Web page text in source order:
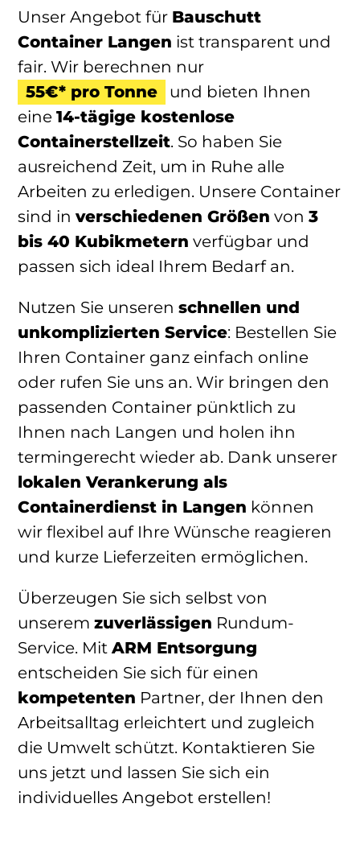
Unser Angebot für Bauschutt
Container Langen ist transparent und
fair. Wir berechnen nur
55€* pro Tonne
und bieten Ihnen
eine 14-tägige kostenlose
Containerstellzeit. So haben Sie
ausreichend Zeit, um in Ruhe alle
Arbeiten zu erledigen. Unsere Container
sind in verschiedenen Größen von 3
bis 40 Kubikmetern verfügbar und
passen sich ideal Ihrem Bedarf an.
Nutzen Sie unseren schnellen und
unkomplizierten Service: Bestellen Sie
Ihren Container ganz einfach online
oder rufen Sie uns an. Wir bringen den
passenden Container pünktlich zu
Ihnen nach Langen und holen ihn
termingerecht wieder ab. Dank unserer
lokalen Verankerung als
Containerdienst in Langen können
wir flexibel auf Ihre Wünsche reagieren
und kurze Lieferzeiten ermöglichen.
Überzeugen Sie sich selbst von
unserem zuverlässigen Rundum-
Service. Mit ARM Entsorgung
entscheiden Sie sich für einen
kompetenten Partner, der Ihnen den
Arbeitsalltag erleichtert und zugleich
die Umwelt schützt. Kontaktieren Sie
uns jetzt und lassen Sie sich ein
individuelles Angebot erstellen!